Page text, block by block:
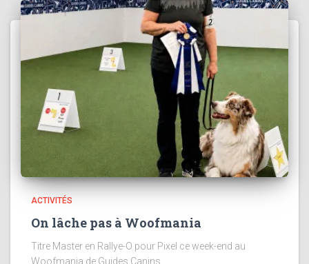
ACTIVITÉS
On lâche pas à Woofmania
Titre Master en Rallye-O pour Pixel ce week-end au
Woofmania de Guides Canins.